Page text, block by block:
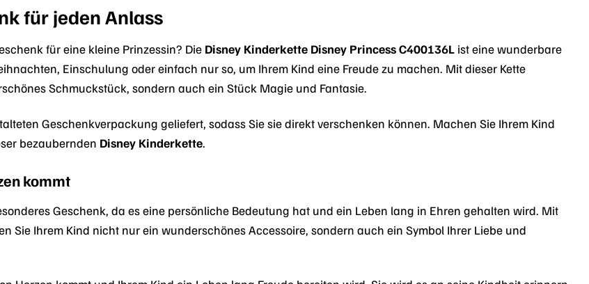
für jeden Anlass
für eine kleine Prinzessin? Die Disney Kinderkette Disney Princess C400136L ist eine wunderbare
Einschulung oder einfach nur so, um Ihrem Kind eine Freude zu machen. Mit dieser Kette
Schmuckstück, sondern auch ein Stück Magie und Fantasie.
Geschenkverpackung geliefert, sodass Sie sie direkt verschenken können. Machen Sie Ihrem Kind
bezaubernden Disney Kinderkette.
kommt
Geschenk, da es eine persönliche Bedeutung hat und ein Leben lang in Ehren gehalten wird. Mit
Sie Ihrem Kind nicht nur ein wunderschönes Accessoire, sondern auch ein Symbol Ihrer Liebe und